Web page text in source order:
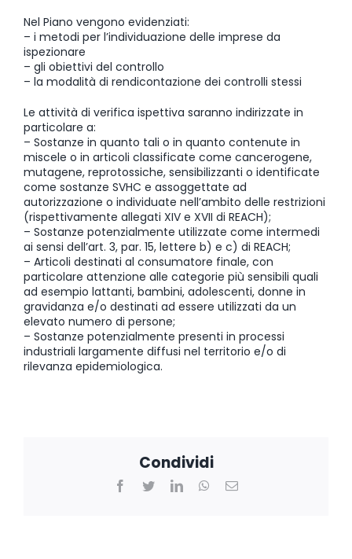
Nel Piano vengono evidenziati:
– i metodi per l’individuazione delle imprese da
ispezionare
– gli obiettivi del controllo
– la modalità di rendicontazione dei controlli stessi
Le attività di verifica ispettiva saranno indirizzate in
particolare a:
– Sostanze in quanto tali o in quanto contenute in
miscele o in articoli classificate come cancerogene,
mutagene, reprotossiche, sensibilizzanti o identificate
come sostanze SVHC e assoggettate ad
autorizzazione o individuate nell’ambito delle restrizioni
(rispettivamente allegati XIV e XVII di REACH);
– Sostanze potenzialmente utilizzate come intermedi
ai sensi dell’art. 3, par. 15, lettere b) e c) di REACH;
– Articoli destinati al consumatore finale, con
particolare attenzione alle categorie più sensibili quali
ad esempio lattanti, bambini, adolescenti, donne in
gravidanza e/o destinati ad essere utilizzati da un
elevato numero di persone;
– Sostanze potenzialmente presenti in processi
industriali largamente diffusi nel territorio e/o di
rilevanza epidemiologica.
Condividi
Facebook
TwitterLinkedInWhatsApp
Email